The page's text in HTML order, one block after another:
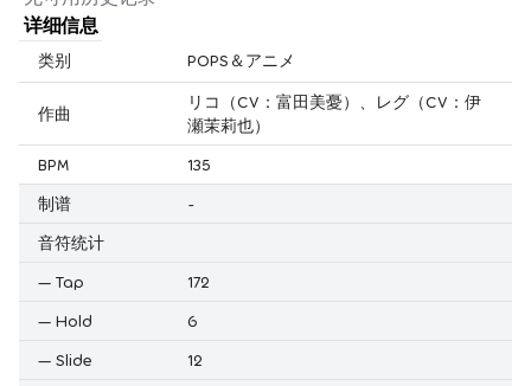
详细信息
类别 POPS＆アニメ
作曲
リコ（CV：富田美憂）、レグ（CV：伊
瀬茉莉也）
BPM
135
制谱
-
音符统计
— Tap
172
— Hold
6
— Slide
12